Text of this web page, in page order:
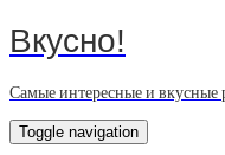
Вкусно!
Самые интересные и вкусные
Toggle navigation